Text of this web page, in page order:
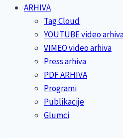
ARHIVA
Tag Cloud
YOUTUBE video
VIMEO video arhiva
Press arhiva
PDF ARHIVA
Programi
Publikacije
Glumci